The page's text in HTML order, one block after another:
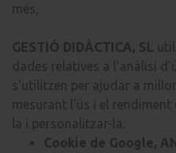
més,
GESTIÓ DIDÀCTICA, SL
dades relatives a l'anàlisi
s'utilitzen per ajudar a
mesurant l'ús i el
la i personalitzar-la.
Cookie de Google,